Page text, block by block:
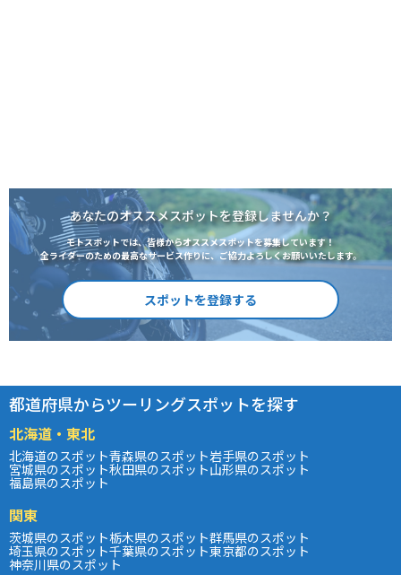
あなたのオススメスポットを登録しませんか？
モトスポットでは、皆様からオススメスポットを募集しています！
全ライダーのための最高なサービス作りに、ご協力よろしくお願いいたします。
スポットを登録する
都道府県からツーリングスポットを探す
北海道・東北
北海道のスポット青森県のスポット岩手県のスポット
宮城県のスポット秋田県のスポット山形県のスポット
福島県のスポット
関東
茨城県のスポット栃木県のスポット群馬県のスポット
埼玉県のスポット千葉県のスポット東京都のスポット
神奈川県のスポット